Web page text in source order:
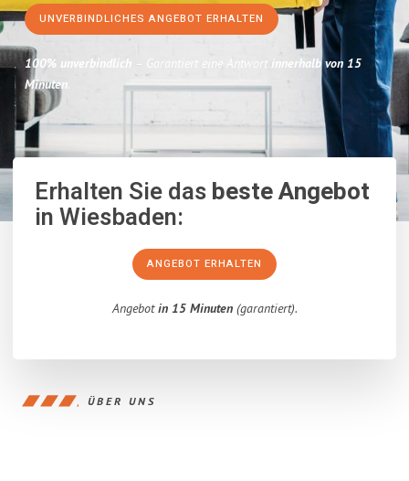
UNVERBINDLICHES ANGEBOT ERHALTEN
100% unverbindlich – Garantiert eine Antwort innerhalb von 15
Minuten.
Erhalten Sie dasbeste Angebot
in Wiesbaden:
ANGEBOT ERHALTEN
Angebotin 15 Minuten(garantiert).
ÜBER UNS